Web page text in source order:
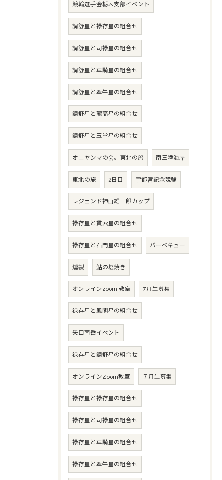
競輪選手会栃木支部イベント
調舒星と禄存星の組合せ
調舒星と司禄星の組合せ
調舒星と車騎星の組合せ
調舒星と牽牛星の組合せ
調舒星と龍高星の組合せ
調舒星と玉堂星の組合せ
オニヤンマの会。東北の旅 南三陸海岸
東北の旅 2日目 宇都宮記念競輪
レジェンド神山雄一郎カップ
禄存星と貫索星の組合せ
禄存星と石門星の組合せ バーベキュー
燻製 鮎の塩焼き
オンラインzoom 教室 7月生募集
禄存星と鳳閣星の組合せ
矢口南岳イベント
禄存星と調舒星の組合せ
オンラインZoom教室 ７月生募集
禄存星と禄存星の組合せ
禄存星と司禄星の組合せ
禄存星と車騎星の組合せ
禄存星と牽牛星の組合せ